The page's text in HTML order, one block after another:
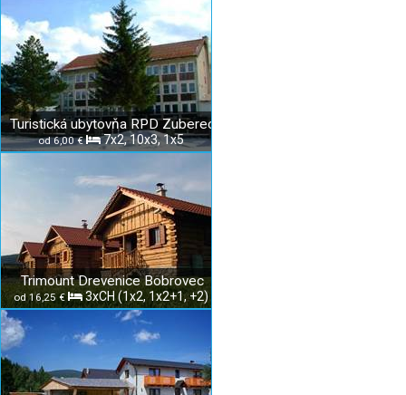
Turistická ubytovňa RPD Zuberec
od 6,00 € 7x2, 10x3, 1x5
Trimount Drevenice Bobrovec
od 16,25 € 3xCH (1x2, 1x2+1, +2)